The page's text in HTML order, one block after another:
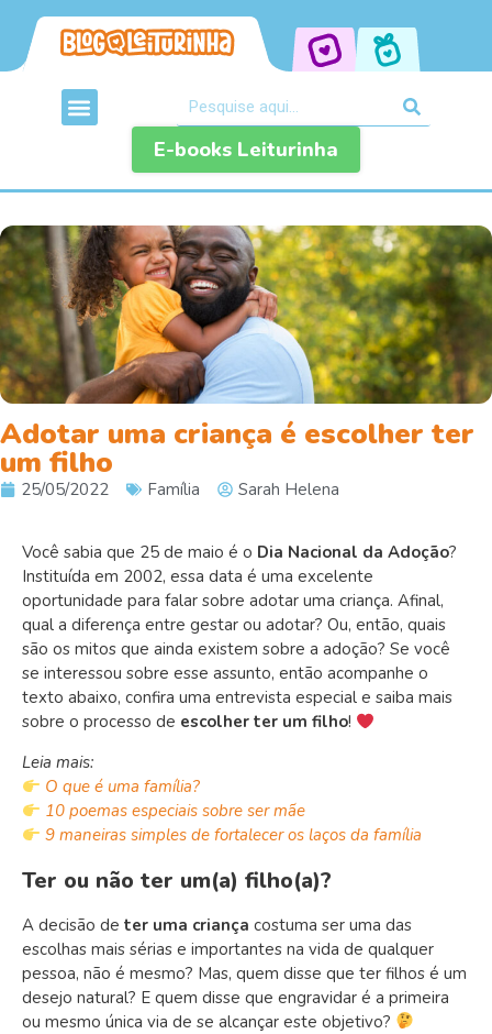
E-books Leiturinha
Adotar uma criança é escolher ter
um filho
25/05/2022 Família Sarah Helena
Você sabia que 25 de maio é o Dia Nacional da Adoção?
Instituída em 2002, essa data é uma excelente
oportunidade para falar sobre adotar uma criança. Afinal,
qual a diferença entre gestar ou adotar? Ou, então, quais
são os mitos que ainda existem sobre a adoção? Se você
se interessou sobre esse assunto, então acompanhe o
texto abaixo, confira uma entrevista especial e saiba mais
sobre o processo de escolher ter um filho!
Leia mais:
O que é uma família?
10 poemas especiais sobre ser mãe
9 maneiras simples de fortalecer os laços da família
Ter ou não ter um(a) filho(a)?
A decisão de ter uma criança costuma ser uma das
escolhas mais sérias e importantes na vida de qualquer
pessoa, não é mesmo? Mas, quem disse que ter filhos é um
desejo natural? E quem disse que engravidar é a primeira
ou mesmo única via de se alcançar este objetivo?